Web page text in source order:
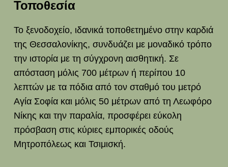
Τοποθεσία
Το ξενοδοχείο, ιδανικά τοποθετημένο στην καρδιά
της Θεσσαλονίκης, συνδυάζει με μοναδικό τρόπο
την ιστορία με τη σύγχρονη αισθητική. Σε
απόσταση μόλις 700 μέτρων ή περίπου 10
λεπτών με τα πόδια από τον σταθμό του μετρό
Αγία Σοφία και μόλις 50 μέτρων από τη Λεωφόρο
Νίκης και την παραλία, προσφέρει εύκολη
πρόσβαση στις κύριες εμπορικές οδούς
Μητροπόλεως και Τσιμισκή.